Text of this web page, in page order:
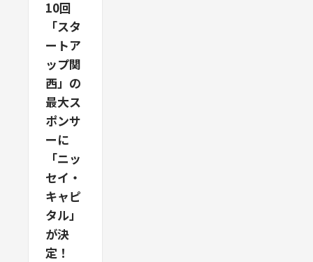
イベント
「スター
トアップ
関西」
を、6月
28日
（土）に
開催しま
す。ま
た、...
10回
「スタ
ートア
ップ関
西」の
最大ス
ポンサ
ーに
「ニッ
セイ・
キャピ
タル」
が決
定！